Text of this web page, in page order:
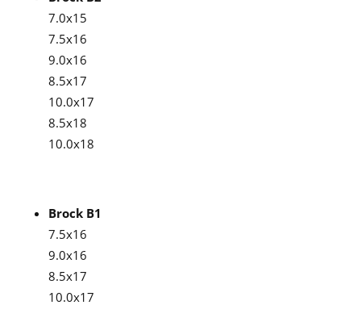
7.0x15
7.5x16
9.0x16
8.5x17
10.0x17
8.5x18
10.0x18
Brock B1
7.5x16
9.0x16
8.5x17
10.0x17